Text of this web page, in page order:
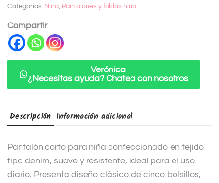
r
n
a
Categorías: Niña, Pantalones y faldas niña
Compartir
Verónica
¿Necesitas ayuda? Chatea con nosotros
Descripción Información adicional
Pantalón corto para niña confeccionado en tejido
tipo denim, suave y resistente, ideal para el uso
diario. Presenta diseño clásico de cinco bolsillos,